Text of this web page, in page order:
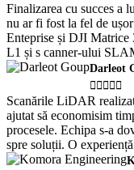
Finalizarea cu succes a
nu ar fi fost la fel de
Enteprise și DJI Matrice
L1 și s canner-ului
Darleot

Scanările LiDAR
ajutat să economisim
procesele. Echipa s-a
spre soluții. O